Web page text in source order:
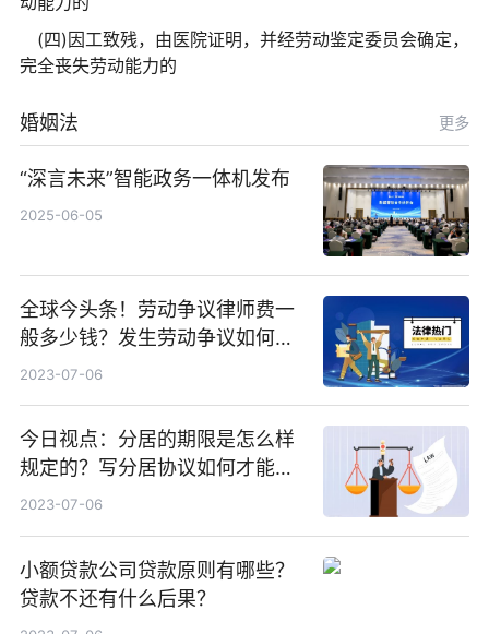
(四)因工致残，由医院证明，并经劳动鉴定委员会确定，
完全丧失劳动能力的
婚姻法 更多
“深言未来”智能政务一体机发布
2025-06-05
全球今头条！劳动争议律师费一
般多少钱？发生劳动争议如何算
工资？
2023-07-06
今日视点：分居的期限是怎么样
规定的？写分居协议如何才能有
效？
2023-07-06
小额贷款公司贷款原则有哪些？
贷款不还有什么后果？